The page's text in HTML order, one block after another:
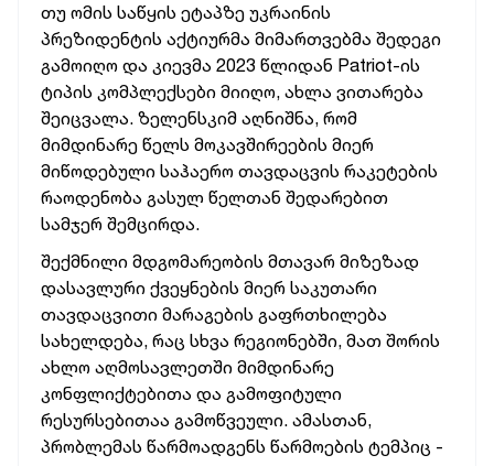
თუ ომის საწყის ეტაპზე უკრაინის
პრეზიდენტის აქტიურმა მიმართვებმა შედეგი
გამოიღო და კიევმა 2023 წლიდან Patriot-ის
ტიპის კომპლექსები მიიღო, ახლა ვითარება
შეიცვალა. ზელენსკიმ აღნიშნა, რომ
მიმდინარე წელს მოკავშირეების მიერ
მიწოდებული საჰაერო თავდაცვის რაკეტების
რაოდენობა გასულ წელთან შედარებით
სამჯერ შემცირდა.
შექმნილი მდგომარეობის მთავარ მიზეზად
დასავლური ქვეყნების მიერ საკუთარი
თავდაცვითი მარაგების გაფრთხილება
სახელდება, რაც სხვა რეგიონებში, მათ შორის
ახლო აღმოსავლეთში მიმდინარე
კონფლიქტებითა და გამოფიტული
რესურსებითაა გამოწვეული. ამასთან,
პრობლემას წარმოადგენს წარმოების ტემპიც -